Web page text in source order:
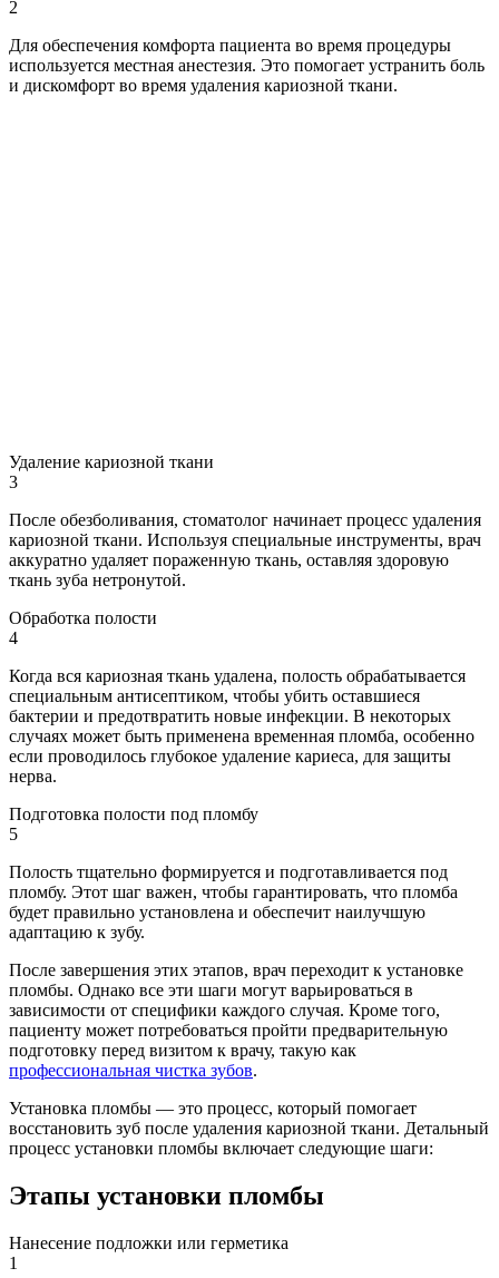
2
Для обеспечения комфорта пациента во время процедуры
используется местная анестезия. Это помогает устранить боль
и дискомфорт во время удаления кариозной ткани.
Удаление кариозной ткани
3
После обезболивания, стоматолог начинает процесс удаления
кариозной ткани. Используя специальные инструменты, врач
аккуратно удаляет пораженную ткань, оставляя здоровую
ткань зуба нетронутой.
Обработка полости
4
Когда вся кариозная ткань удалена, полость обрабатывается
специальным антисептиком, чтобы убить оставшиеся
бактерии и предотвратить новые инфекции. В некоторых
случаях может быть применена временная пломба, особенно
если проводилось глубокое удаление кариеса, для защиты
нерва.
Подготовка полости под пломбу
5
Полость тщательно формируется и подготавливается под
пломбу. Этот шаг важен, чтобы гарантировать, что пломба
будет правильно установлена и обеспечит наилучшую
адаптацию к зубу.
После завершения этих этапов, врач переходит к установке
пломбы. Однако все эти шаги могут варьироваться в
зависимости от специфики каждого случая. Кроме того,
пациенту может потребоваться пройти предварительную
подготовку перед визитом к врачу, такую как
профессиональная чистка зубов.
Установка пломбы — это процесс, который помогает
восстановить зуб после удаления кариозной ткани. Детальный
процесс установки пломбы включает следующие шаги:
Этапы установки пломбы
Нанесение подложки или герметика
1